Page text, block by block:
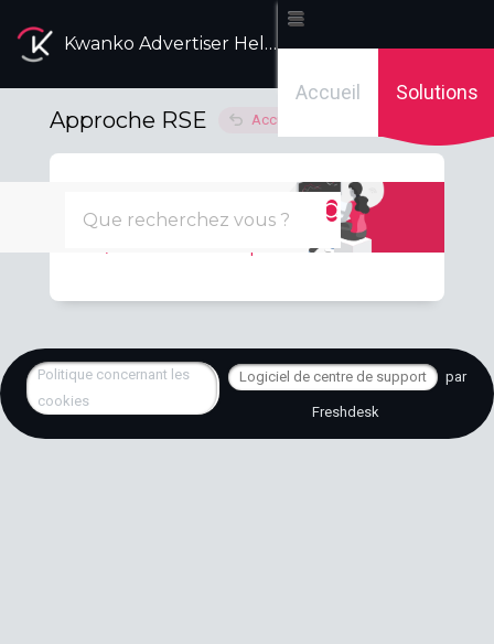
Kwanko Advertiser Help Desk
Accueil Solutions
Approche RSE Accueil des solutions
Empreinte Carbone 1
Politique concernant les
cookies
Logiciel de centre de support par
Freshdesk